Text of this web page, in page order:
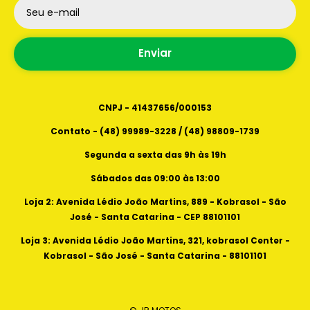
- São José - Santa Catarina - CEP 88101101
Loja 3: Avenida Lédio João Martins, 321, kobrasol
center - kobrasol - São José - Santa Catarina -
88101101
Horários de atendimento
Segunda a sexta das 9h as 19h
Seu e-mail
Enviar
CNPJ - 41437656/000153
Contato - (48) 99989-3228 / (48) 98809-1739
Segunda a sexta das 9h às 19h
Sábados das 09:00 às 13:00
Loja 2: Avenida Lédio João Martins, 889 - Kobrasol - São
José - Santa Catarina - CEP 88101101
Loja 3: Avenida Lédio João Martins, 321, kobrasol Center -
Kobrasol - São José - Santa Catarina - 88101101